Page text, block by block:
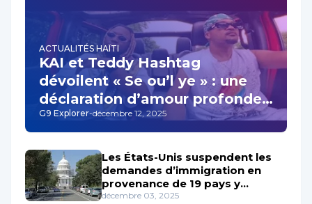
ACTUALITÉS HAÏTI
KAI et Teddy Hashtag
dévoilent « Se ou’l ye » : une
déclaration d’amour profonde
qui résonne au cœur de la
musique haïtienne
G9 Explorer-décembre 12, 2025
Les États-Unis suspendent les
demandes d’immigration en
provenance de 19 pays y
Compris Haïti
décembre 03, 2025